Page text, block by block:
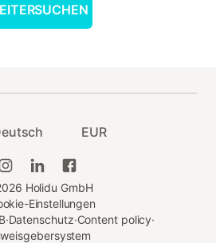
EUR
Holidu GmbH
Einstellungen
·Datenschutz·Content policy·